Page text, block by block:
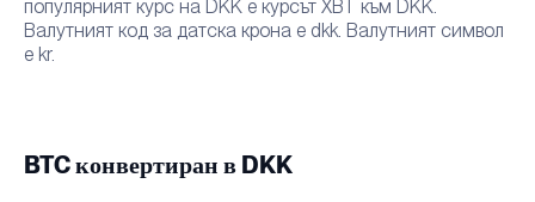
популярният курс на DKK е курсът XBT към DKK.
Валутният код за датска крона е dkk. Валутният символ
е kr.
BTC конвертиран в DKK